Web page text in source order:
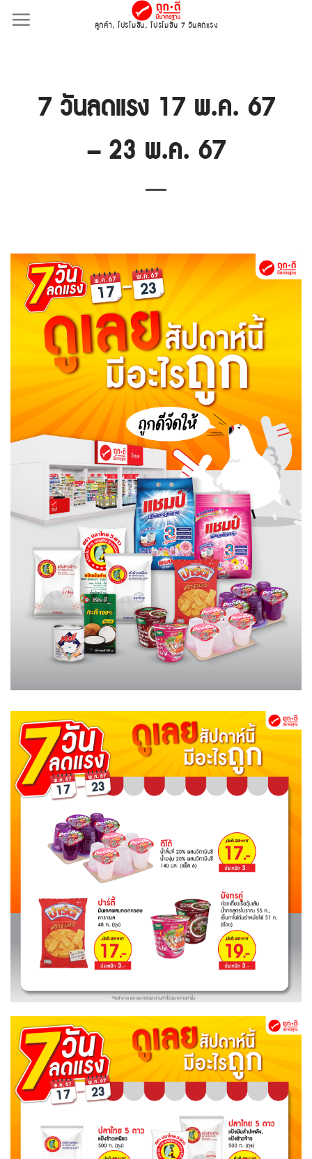
Skip
ลูกค้า, โปรโมชั่น,โปรโมชั่น 7 วันลดแรง
7 วันลดแรง 17 พ.ค. 67
– 23 พ.ค. 67